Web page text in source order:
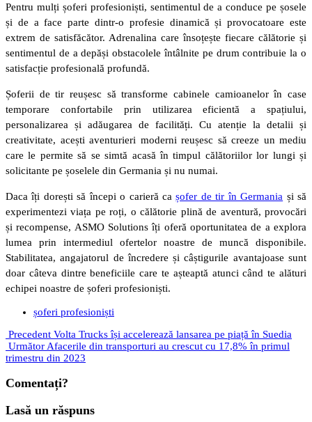
Pentru mulți șoferi profesioniști, sentimentul de a conduce pe șosele
și de a face parte dintr-o profesie dinamică și provocatoare este
extrem de satisfăcător. Adrenalina care însoțește fiecare călătorie și
sentimentul de a depăși obstacolele întâlnite pe drum contribuie la o
satisfacție profesională profundă.
Șoferii de tir reușesc să transforme cabinele camioanelor în case
temporare confortabile prin utilizarea eficientă a spațiului,
personalizarea și adăugarea de facilități. Cu atenție la detalii și
creativitate, acești aventurieri moderni reușesc să creeze un mediu
care le permite să se simtă acasă în timpul călătoriilor lor lungi și
solicitante pe șoselele din Germania și nu numai.
Daca îți dorești să începi o carieră cașofer de tir în Germania și să
experimentezi viața pe roți, o călătorie plină de aventură, provocări
și recompense, ASMO Solutions îți oferă oportunitatea de a explora
lumea prin intermediul ofertelor noastre de muncă disponibile.
Stabilitatea, angajatorul de încredere și câștigurile avantajoase sunt
doar câteva dintre beneficiile care te așteaptă atunci când te alături
echipei noastre de șoferi profesioniști.
șoferi profesioniști
Precedent Volta Trucks își accelerează lansarea pe piață în Suedia
Următor Afacerile din transporturi au crescut cu 17,8% în primul
trimestru din 2023
Comentați?
Lasă un răspuns